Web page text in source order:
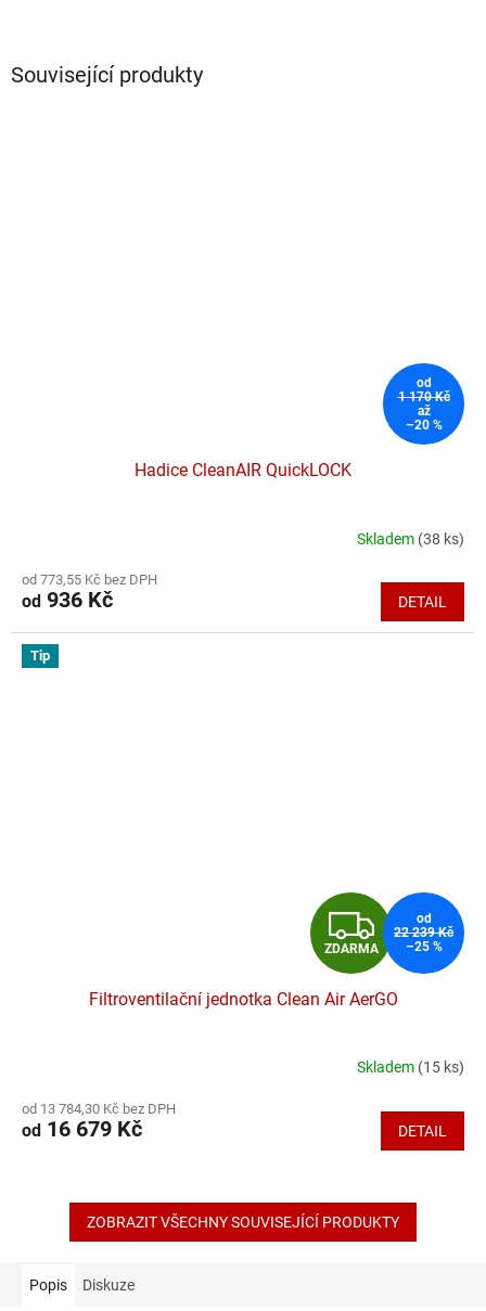
Související produkty
od
1 170 Kč
až
–20 %
Hadice CleanAIR QuickLOCK
produktu
je
z
5
Skladem (38 ks)
od 773,55 Kč bez DPH
od 936 Kč DETAIL
Tip
Z
D
A
R
M
A
ZDARMA
od
22 239 Kč
–25 %
Filtroventilační jednotka Clean Air AerGO
produktu
je
hvězdiček.
Skladem (15 ks)
od 13 784,30 Kč bez DPH
od 16 679 Kč DETAIL
ZOBRAZIT VŠECHNY SOUVISEJÍCÍ PRODUKTY
Popis Diskuze